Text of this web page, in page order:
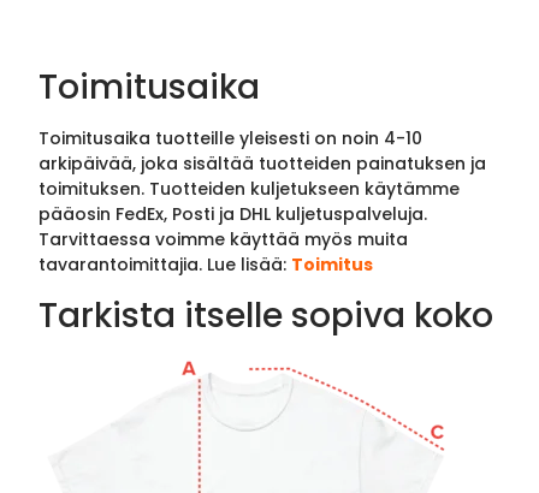
Toimitusaika
Toimitusaika tuotteille yleisesti on noin 4-10
arkipäivää, joka sisältää tuotteiden painatuksen ja
toimituksen. Tuotteiden kuljetukseen käytämme
pääosin FedEx, Posti ja DHL kuljetuspalveluja.
Tarvittaessa voimme käyttää myös muita
tavarantoimittajia. Lue lisää: Toimitus
Tarkista itselle sopiva koko